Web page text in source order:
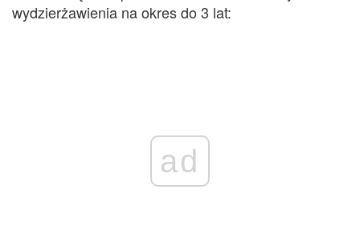
wydzierżawienia na okres do 3 lat:
ad